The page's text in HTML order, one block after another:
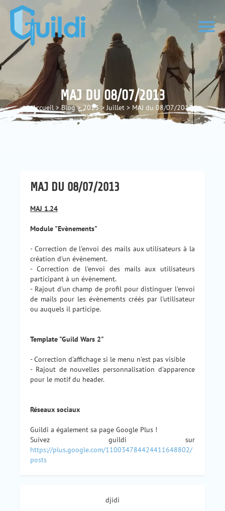
MAJ DU 08/07/2013
Accueil > Blog > 2013 > Juillet > MAJ du 08/07/2013
MAJ DU 08/07/2013
MAJ 1.24
Module "Evènements"
- Correction de l'envoi des mails aux utilisateurs à la
création d'un évènement.
- Correction de l'envoi des mails aux utilisateurs
participant à un évènement.
- Rajout d'un champ de profil pour distinguer l'envoi
de mails pour les évènements créés par l'utilisateur
ou auquels il participe.
Template "Guild Wars 2"
- Correction d'affichage si le menu n'est pas visible
- Rajout de nouvelles personnalisation d'apparence
pour le motif du header.
Réseaux sociaux
Guildi a également sa page Google Plus !
Suivez guildi sur
https://plus.google.com/110034784424411648802/
posts
djidi